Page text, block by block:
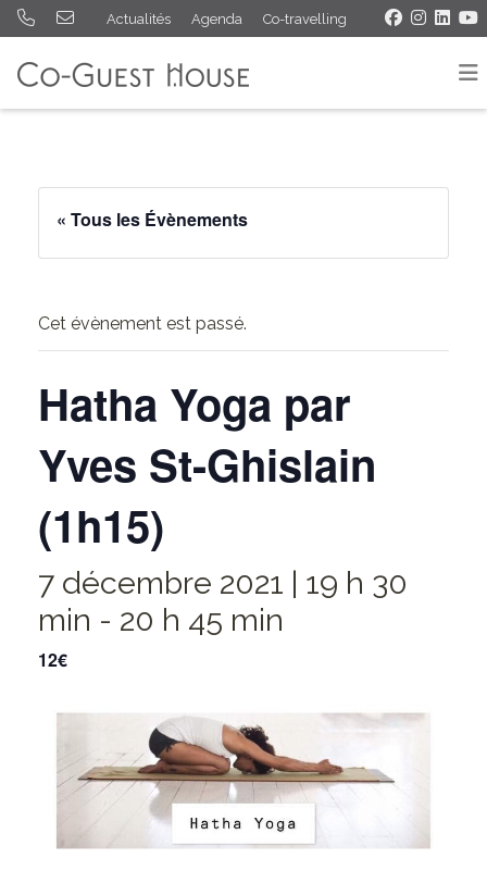
Actualités Agenda Co-travelling
« Tous les Évènements
Cet évènement est passé.
Hatha Yoga par
Yves St-Ghislain
(1h15)
7 décembre 2021 | 19 h 30
min - 20 h 45 min
12€